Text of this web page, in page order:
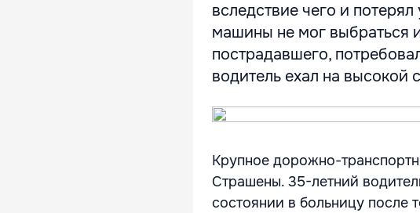
вследствие чего и
машины не мог выбраться
пострадавшего,
водитель ехал на высокой
Крупное дорожно-
Страшены. 35-летний
состоянии в больницу после